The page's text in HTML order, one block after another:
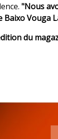
"Nous
Vouga
du